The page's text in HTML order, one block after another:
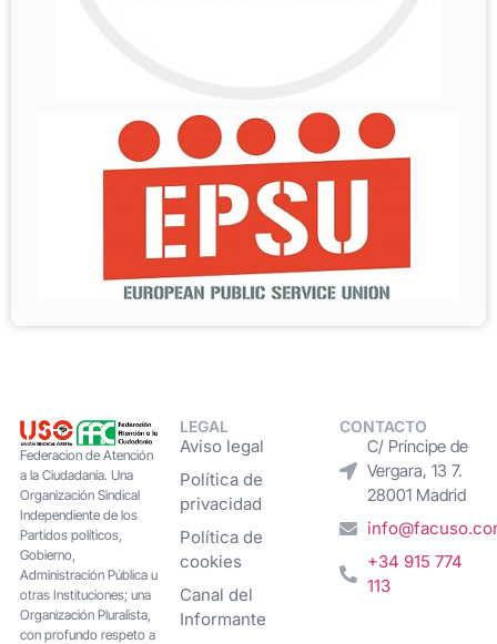
Federacion de Atención
a la Ciudadanía. Una
Organización Sindical
Independiente de los
Partidos políticos,
Gobierno,
Administración Pública u
otras Instituciones; una
Organización Pluralista,
con profundo respeto a
LEGAL
Aviso legal
Política de
privacidad
Política de
cookies
Canal del
Informante
CONTACTO
C/ Príncipe de
Vergara, 13 7.
28001 Madrid
+34 915 774
113